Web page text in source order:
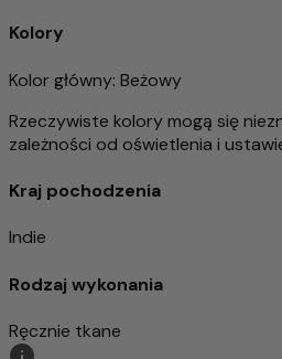
Kolory
Kolor główny: Beżowy
Rzeczywiste kolory mogą się
zależności od oświetlenia i
Kraj pochodzenia
Indie
Rodzaj wykonania
Ręcznie tkane